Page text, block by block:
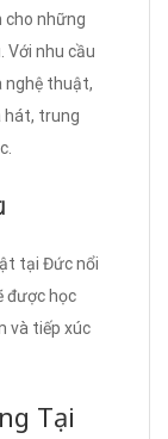
cho những
Với nhu cầu
nghệ thuật,
hát, trung
tại Đức nổi
được học
và tiếp xúc
Tại